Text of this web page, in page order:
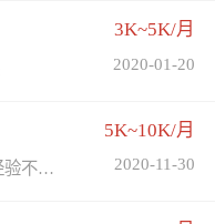
3K~5K/月
2020-01-20
5K~10K/月
长春市/长春高新技术产业开发区 | 经验不限 | 学历不限 2020-11-30